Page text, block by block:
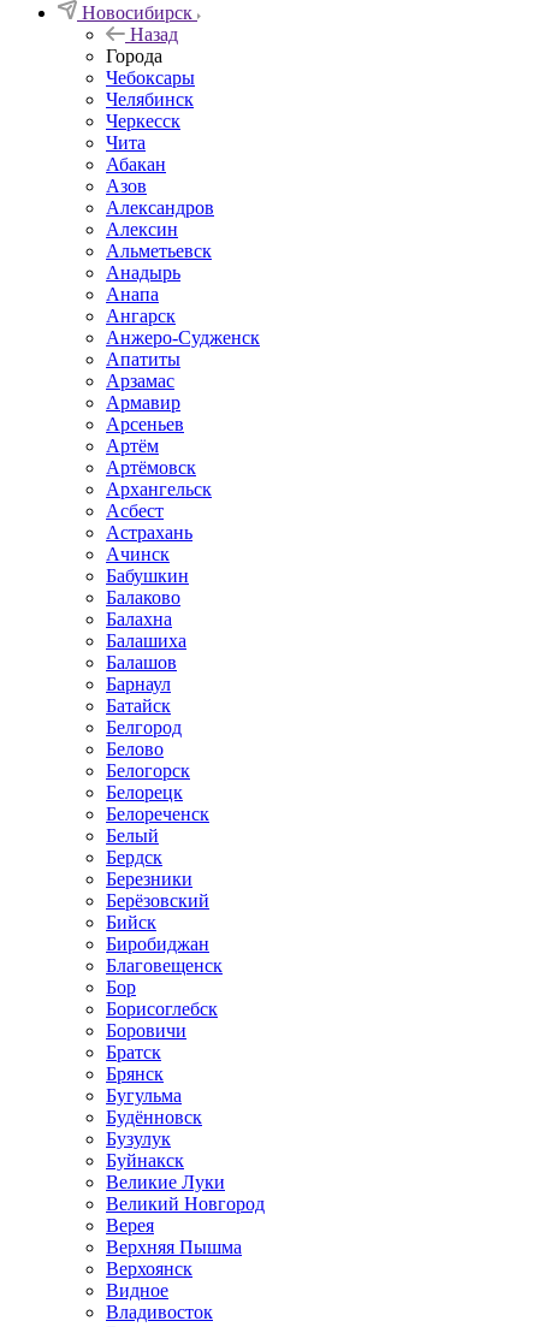
Новосибирск
Назад
Города
Чебоксары
Челябинск
Черкесск
Чита
Абакан
Азов
Александров
Алексин
Альметьевск
Анадырь
Анапа
Ангарск
Анжеро-Судженск
Апатиты
Арзамас
Армавир
Арсеньев
Артём
Артёмовск
Архангельск
Асбест
Астрахань
Ачинск
Бабушкин
Балаково
Балахна
Балашиха
Балашов
Барнаул
Батайск
Белгород
Белово
Белогорск
Белорецк
Белореченск
Белый
Бердск
Березники
Берёзовский
Бийск
Биробиджан
Благовещенск
Бор
Борисоглебск
Боровичи
Братск
Брянск
Бугульма
Будённовск
Бузулук
Буйнакск
Великие Луки
Великий Новгород
Верея
Верхняя Пышма
Верхоянск
Видное
Владивосток